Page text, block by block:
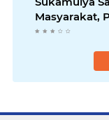
Masyarakat,
Jaga